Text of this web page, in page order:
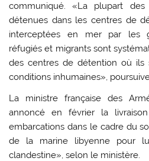
communiqué. «La plupart des
détenues dans les centres de
interceptées en mer par les
réfugiés et migrants sont
des centres de détention où ils
conditions inhumaines»,
La ministre française des
annoncé en février la
embarcations dans le cadre du
de la marine libyenne pour
clandestine», selon le ministère.